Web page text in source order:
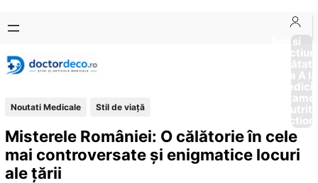
conținut
content
Boli si
Afectiuni
Sănătate
de la A
Noutati Medicale Stil de viaţă
Misterele României: O călătorie în cele
mai controversate și enigmatice locuri
ale țării